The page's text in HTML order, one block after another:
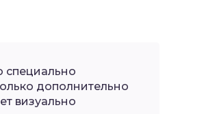
специально
дополнительно
визуально